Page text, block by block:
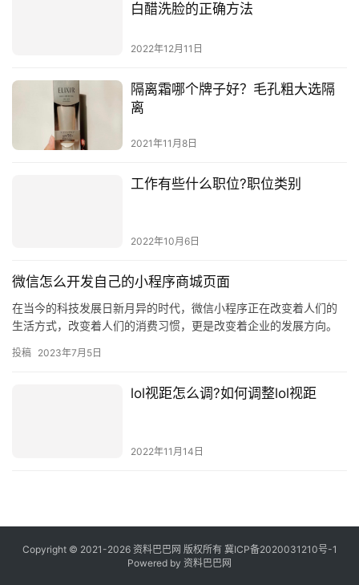
白醋洗脸的正确方法
2022年12月11日
隔离霜哪个牌子好？毛孔粗大选隔
离
2021年11月8日
工作有些什么职位?职位类别
微信怎么开发自己的小程序商城页面
生活方式，改变着人们的消费习惯，更是改变着企业的发展方向。
微信小程序商城的出现，为企业提供了一个更加便捷的渠道，让企
业可以…
lol视距怎么调?如何调整lol视距
Copyright © 2021-2026 资料巴巴网 版权所有 冀ICP备2020031210号-1
Powered by 资料巴巴网